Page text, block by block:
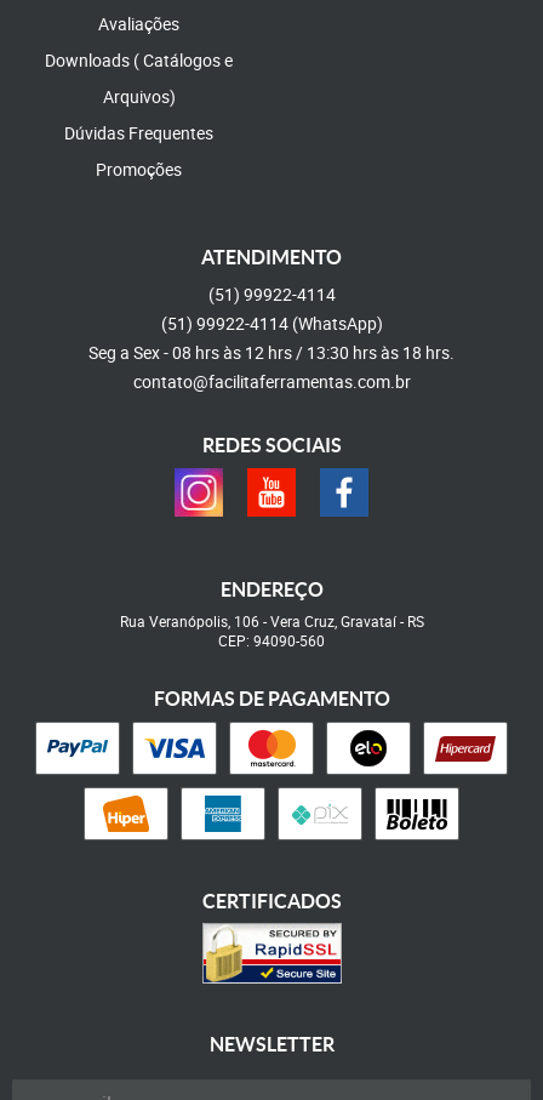
Avaliações
Downloads ( Catálogos e
Arquivos)
Dúvidas Frequentes
Promoções
ATENDIMENTO
(51) 99922-4114
(51) 99922-4114 (WhatsApp)
Seg a Sex - 08 hrs às 12 hrs / 13:30 hrs às 18 hrs.
contato@facilitaferramentas.com.br
REDES SOCIAIS
ENDEREÇO
Rua Veranópolis, 106 -Vera Cruz, Gravataí- RS
CEP: 94090-560
FORMAS DE PAGAMENTO
CERTIFICADOS
NEWSLETTER